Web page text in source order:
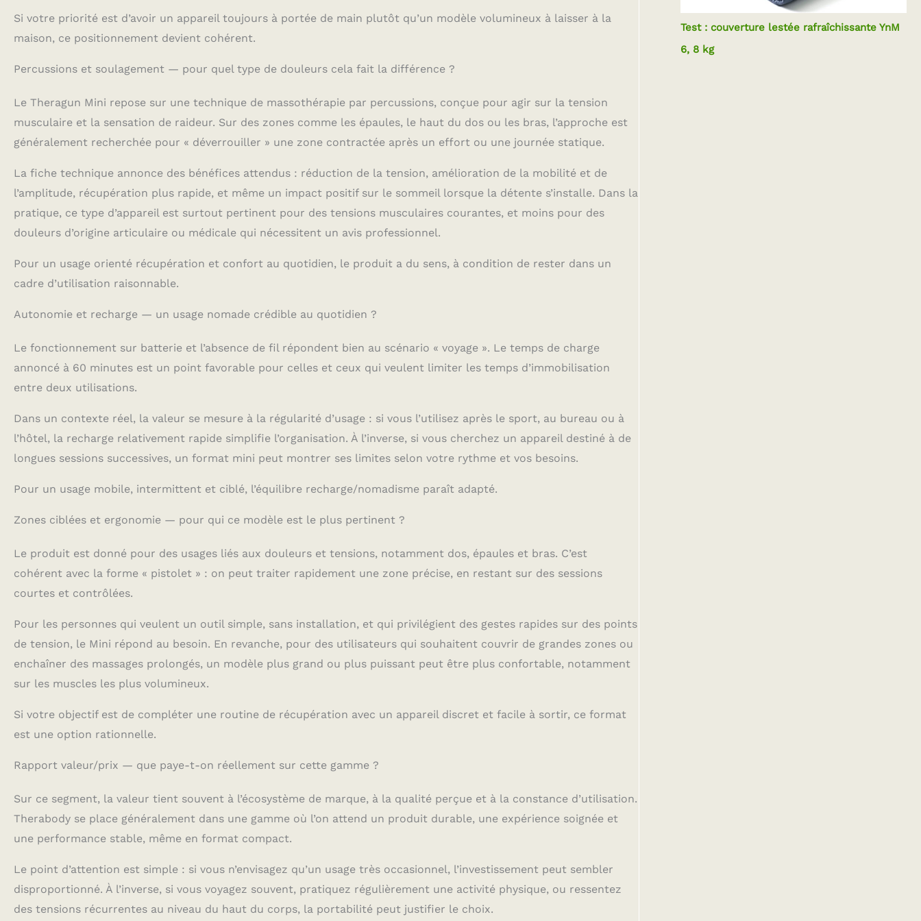
équilibriez le travail, les engagements sociaux et l’exercice, ou que vous
cherchiez à soulager les douleurs au dos et aux épaules après une
recommandations de récupération personnalisées avec Coach by
appareil portable pour créer des recommandations intelligentes de
récupération personnalisées qui s’adaptent à vos besoins tout au long de
la journée et vous aident à rester constant dans la récupération. Avec
des routines conçues par des experts qui vous indiquent quand et
comment utiliser votre Theragun, vous tirez toujours le meilleur parti de
Si votre priorité est d’avoir un appareil toujours à portée de main plutôt qu’un modèle volumineux à laisser à la
maison, ce positionnement devient cohérent.
Percussions et soulagement — pour quel type de douleurs cela fait la différence ?
Le Theragun Mini repose sur une technique de massothérapie par percussions, conçue pour agir sur la tension
musculaire et la sensation de raideur. Sur des zones comme les épaules, le haut du dos ou les bras, l’approche est
généralement recherchée pour « déverrouiller » une zone contractée après un effort ou une journée statique.
La fiche technique annonce des bénéfices attendus : réduction de la tension, amélioration de la mobilité et de
l’amplitude, récupération plus rapide, et même un impact positif sur le sommeil lorsque la détente s’installe. Dans la
pratique, ce type d’appareil est surtout pertinent pour des tensions musculaires courantes, et moins pour des
douleurs d’origine articulaire ou médicale qui nécessitent un avis professionnel.
Pour un usage orienté récupération et confort au quotidien, le produit a du sens, à condition de rester dans un
cadre d’utilisation raisonnable.
Autonomie et recharge — un usage nomade crédible au quotidien ?
Le fonctionnement sur batterie et l’absence de fil répondent bien au scénario « voyage ». Le temps de charge
annoncé à 60 minutes est un point favorable pour celles et ceux qui veulent limiter les temps d’immobilisation
entre deux utilisations.
Dans un contexte réel, la valeur se mesure à la régularité d’usage : si vous l’utilisez après le sport, au bureau ou à
l’hôtel, la recharge relativement rapide simplifie l’organisation. À l’inverse, si vous cherchez un appareil destiné à de
longues sessions successives, un format mini peut montrer ses limites selon votre rythme et vos besoins.
Pour un usage mobile, intermittent et ciblé, l’équilibre recharge/nomadisme paraît adapté.
Zones ciblées et ergonomie — pour qui ce modèle est le plus pertinent ?
Le produit est donné pour des usages liés aux douleurs et tensions, notamment dos, épaules et bras. C’est
cohérent avec la forme « pistolet » : on peut traiter rapidement une zone précise, en restant sur des sessions
courtes et contrôlées.
Pour les personnes qui veulent un outil simple, sans installation, et qui privilégient des gestes rapides sur des points
de tension, le Mini répond au besoin. En revanche, pour des utilisateurs qui souhaitent couvrir de grandes zones ou
enchaîner des massages prolongés, un modèle plus grand ou plus puissant peut être plus confortable, notamment
sur les muscles les plus volumineux.
Si votre objectif est de compléter une routine de récupération avec un appareil discret et facile à sortir, ce format
est une option rationnelle.
Rapport valeur/prix — que paye-t-on réellement sur cette gamme ?
Sur ce segment, la valeur tient souvent à l’écosystème de marque, à la qualité perçue et à la constance d’utilisation.
Therabody se place généralement dans une gamme où l’on attend un produit durable, une expérience soignée et
une performance stable, même en format compact.
Le point d’attention est simple : si vous n’envisagez qu’un usage très occasionnel, l’investissement peut sembler
disproportionné. À l’inverse, si vous voyagez souvent, pratiquez régulièrement une activité physique, ou ressentez
des tensions récurrentes au niveau du haut du corps, la portabilité peut justifier le choix.
Test : couverture lestée rafraîchissante YnM
6, 8 kg